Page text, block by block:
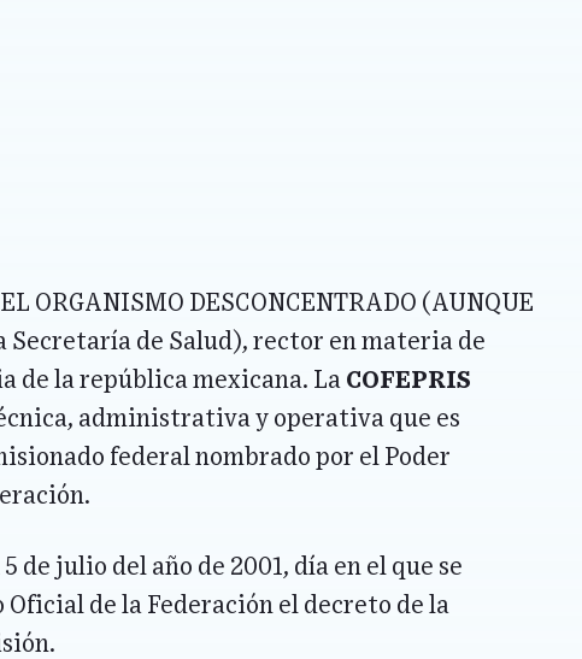
el organismo desconcentrado (aunque
Secretaría de Salud), rector en materia de
de la república mexicana. La COFEPRIS
administrativa y operativa que es
federal nombrado por el Poder
de julio del año de 2001, día en el que se
de la Federación el decreto de la